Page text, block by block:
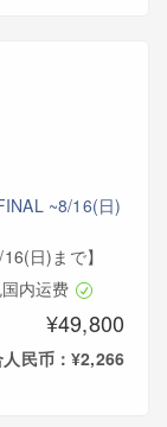
~8/16(日)
日)まで】
内运费
¥49,800
人民币：¥2,266